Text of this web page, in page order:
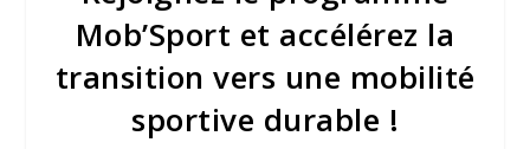
Mob’Sport et accélérez la
transition vers une mobilité
sportive durable !